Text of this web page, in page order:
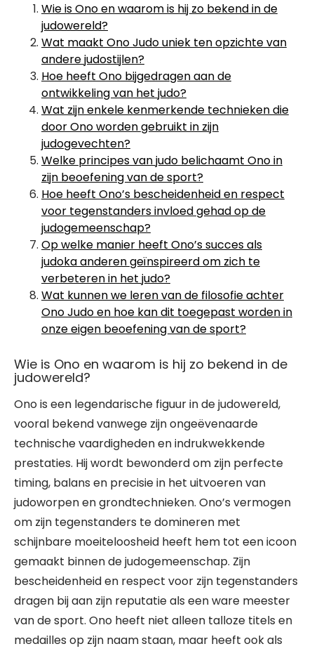
Wie is Ono en waarom is hij zo bekend in de
judowereld?
Wat maakt Ono Judo uniek ten opzichte van
andere judostijlen?
Hoe heeft Ono bijgedragen aan de
ontwikkeling van het judo?
Wat zijn enkele kenmerkende technieken die
door Ono worden gebruikt in zijn
judogevechten?
Welke principes van judo belichaamt Ono in
zijn beoefening van de sport?
Hoe heeft Ono’s bescheidenheid en respect
voor tegenstanders invloed gehad op de
judogemeenschap?
Op welke manier heeft Ono’s succes als
judoka anderen geïnspireerd om zich te
verbeteren in het judo?
Wat kunnen we leren van de filosofie achter
Ono Judo en hoe kan dit toegepast worden in
onze eigen beoefening van de sport?
Wie is Ono en waarom is hij zo bekend in de
judowereld?
Ono is een legendarische figuur in de judowereld,
vooral bekend vanwege zijn ongeëvenaarde
technische vaardigheden en indrukwekkende
prestaties. Hij wordt bewonderd om zijn perfecte
timing, balans en precisie in het uitvoeren van
judoworpen en grondtechnieken. Ono’s vermogen
om zijn tegenstanders te domineren met
schijnbare moeiteloosheid heeft hem tot een icoon
gemaakt binnen de judogemeenschap. Zijn
bescheidenheid en respect voor zijn tegenstanders
dragen bij aan zijn reputatie als een ware meester
van de sport. Ono heeft niet alleen talloze titels en
medailles op zijn naam staan, maar heeft ook als